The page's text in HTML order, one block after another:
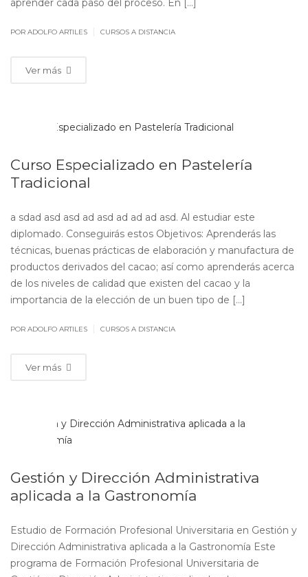
aprender cada paso del proceso. En […]
POR ADOLFO ARTILES CURSOS A DISTANCIA
Ver más
Curso Especializado en Pastelería
Tradicional
a sdad asd asd ad asd ad ad ad asd. Al estudiar este
diplomado. Conseguirás estos Objetivos: Aprenderás las
técnicas, buenas prácticas de elaboración y manufactura de
productos derivados del cacao; así como aprenderás acerca
de los niveles de calidad que existen del cacao y la
importancia de la elección de un buen tipo de […]
POR ADOLFO ARTILES CURSOS A DISTANCIA
Ver más
Gestión y Dirección Administrativa
aplicada a la Gastronomía
Estudio de Formación Profesional Universitaria en Gestión y
Dirección Administrativa aplicada a la Gastronomía Este
programa de Formación Profesional Universitaria de